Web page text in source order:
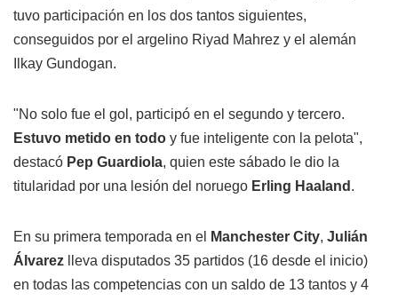
tuvo participación en los dos tantos siguientes,
conseguidos por el argelino Riyad Mahrez y el alemán
Ilkay Gundogan.
"No solo fue el gol, participó en el segundo y tercero.
Estuvo metido en todo y fue inteligente con la pelota",
destacó Pep Guardiola, quien este sábado le dio la
titularidad por una lesión del noruego Erling Haaland .
En su primera temporada en el Manchester City, Julián
Álvarez lleva disputados 35 partidos (16 desde el inicio)
en todas las competencias con un saldo de 13 tantos y 4